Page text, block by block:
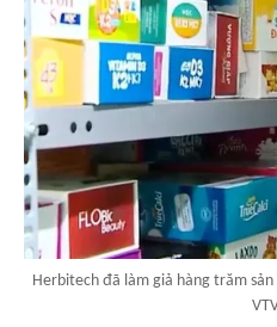
Herbitech đã làm giả hàng trăm